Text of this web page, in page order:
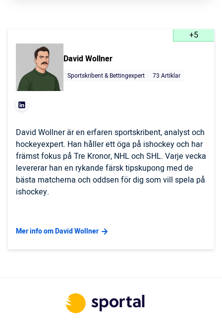
+5
David Wollner
Sportskribent & Bettingexpert 73 Artiklar
David Wollner är en erfaren sportskribent, analyst och
hockeyexpert. Han håller ett öga på ishockey och har
främst fokus på Tre Kronor, NHL och SHL. Varje vecka
levererar han en rykande färsk tipskupong med de
bästa matcherna och oddsen för dig som vill spela på
ishockey.
Mer info om David Wollner